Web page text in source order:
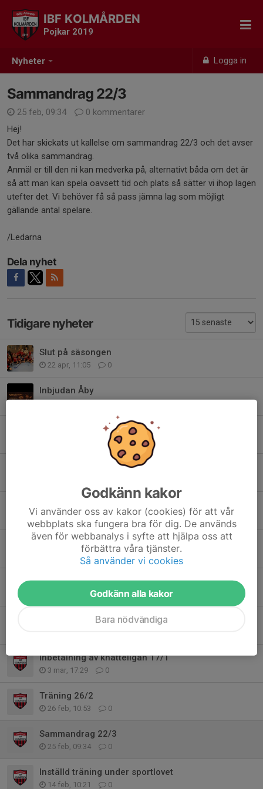
Nyheter Logga in
IBF KOLMÅRDEN
Pojkar 2019
Sammandrag 22/3
25 feb, 09:34
0 kommentarer
Hej!
Det har skickats ut kallelse om sammandrag 22/3 och det avser
två olika sammandrag.
Anmäl er till den ni kan medverka på, alternativt båda om det är
så att man kan spela oavsett tid och plats så sätter vi ihop lagen
utefter det. Vi behöver få så pass jämna lag som möjligt
gällande antal spelare.
/Ledarna
Dela nyhet
Tidigare nyheter
Slut på säsongen
22 apr, 11:05 0
Inbjudan Åby
18 apr, 16:04 0
Avslutningscup Åby
0
Påsklov och avslutning
25 mar, 10:51 0
Sammandrag 22/3
17 mar, 21:36 0
Knatteligan 14/3
12 mar, 20:13 0
IBF Kolmårdens styrelse söker folk
Inbetalning av knatteligan 17/1
3 mar, 17:29 0
Träning 26/2
26 feb, 10:53 0
Sammandrag 22/3
25 feb, 09:34 0
Inställd träning under sportlovet
14 feb, 10:21 0
Godkänn kakor
Vi använder oss av kakor (cookies) för att vår
webbplats ska fungera bra för dig. De används
även för webbanalys i syfte att hjälpa oss att
förbättra våra tjänster.
Så använder vi cookies
Godkänn alla kakor
Bara nödvändiga